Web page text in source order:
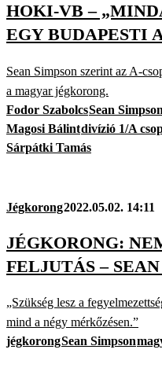
HOKI-VB –
EGY BUDAPESTI
Sean Simpson szerint az A-
a magyar jégkorong.
Fodor SzabolcsSean Simpson
Magosi Bálintdivízió 1/A
Sárpátki Tamás
Jégkorong2022.05.02. 14:11
JÉGKORONG:
FELJUTÁS –
„Szükség lesz a
mind a négy mérkőzésen.”
jégkorongSean Simpson